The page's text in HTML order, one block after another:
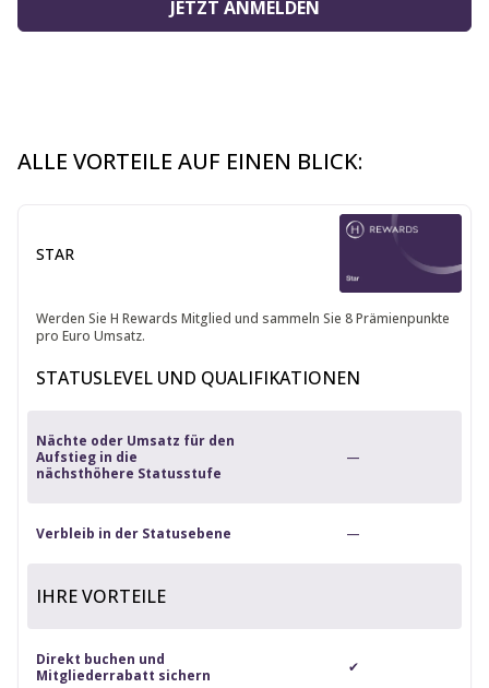
JETZT ANMELDEN
ALLE VORTEILE AUF EINEN BLICK:
STAR
Werden Sie H Rewards Mitglied und sammeln Sie 8 Prämienpunkte
pro Euro Umsatz.
STATUSLEVEL UND QUALIFIKATIONEN
Nächte oder Umsatz für den
Aufstieg in die
nächsthöhere Statusstufe
—
Verbleib in der Statusebene —
IHRE VORTEILE
Direkt buchen und
Mitgliederrabatt sichern
✔